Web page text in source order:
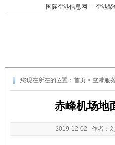
国际空港信息网 - 空港聚
您现在所在的位置： 首页 > 空港服务
赤峰机场地
2019-12-02 作者：